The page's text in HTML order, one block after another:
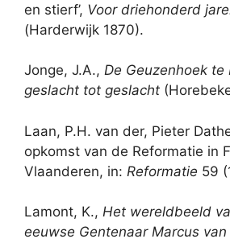
en stierf’, Voor driehonderd
(Harderwijk 1870).
Jonge, J.A., De Geuzenhoek te
geslacht tot geslacht
Laan, P.H. van der, Pieter
opkomst van de Reformatie in
Vlaanderen, in: Reformatie 59
Lamont, K., Het wereldbeeld
eeuwse Gentenaar Marcus